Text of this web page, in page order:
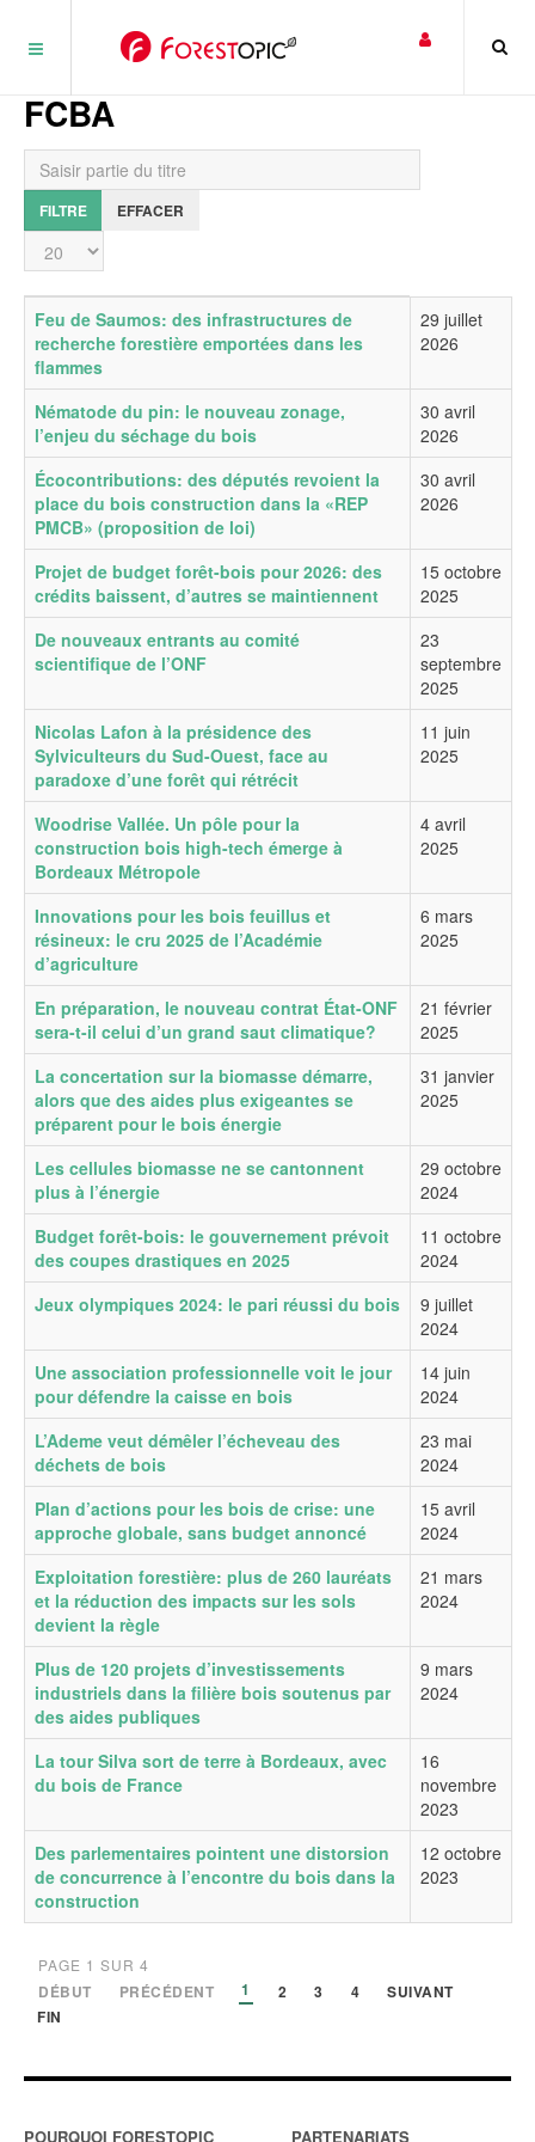
FCBA
Saisir partie du titre
FILTRE EFFACER
Affichage #
Titre Date de publication
Feu de Saumos: des infrastructures de
recherche forestière emportées dans les
flammes
29 juillet
2026
Nématode du pin: le nouveau zonage,
l’enjeu du séchage du bois
30 avril
2026
Écocontributions: des députés revoient la
place du bois construction dans la «REP
PMCB» (proposition de loi)
30 avril
2026
Projet de budget forêt-bois pour 2026: des
crédits baissent, d’autres se maintiennent
15 octobre
2025
De nouveaux entrants au comité
scientifique de l’ONF
23
septembre
2025
Nicolas Lafon à la présidence des
Sylviculteurs du Sud-Ouest, face au
paradoxe d’une forêt qui rétrécit
11 juin
2025
Woodrise Vallée. Un pôle pour la
construction bois high-tech émerge à
Bordeaux Métropole
4 avril
2025
Innovations pour les bois feuillus et
résineux: le cru 2025 de l’Académie
d’agriculture
6 mars
2025
En préparation, le nouveau contrat État-ONF
sera-t-il celui d’un grand saut climatique?
21 février
2025
La concertation sur la biomasse démarre,
alors que des aides plus exigeantes se
préparent pour le bois énergie
31 janvier
2025
Les cellules biomasse ne se cantonnent
plus à l’énergie
29 octobre
2024
Budget forêt-bois: le gouvernement prévoit
des coupes drastiques en 2025
11 octobre
2024
Jeux olympiques 2024: le pari réussi du bois
9 juillet
2024
Une association professionnelle voit le jour
pour défendre la caisse en bois
14 juin
2024
L’Ademe veut démêler l’écheveau des
déchets de bois
23 mai
2024
Plan d’actions pour les bois de crise: une
approche globale, sans budget annoncé
15 avril
2024
Exploitation forestière: plus de 260 lauréats
et la réduction des impacts sur les sols
devient la règle
21 mars
2024
Plus de 120 projets d’investissements
industriels dans la filière bois soutenus par
des aides publiques
9 mars
2024
La tour Silva sort de terre à Bordeaux, avec
du bois de France
16
novembre
2023
Des parlementaires pointent une distorsion
de concurrence à l’encontre du bois dans la
construction
12 octobre
2023
PAGE 1 SUR 4
DÉBUT PRÉCÉDENT 1 2 3 4
SUIVANT
FIN
POURQUOI FORESTOPIC PARTENARIATS